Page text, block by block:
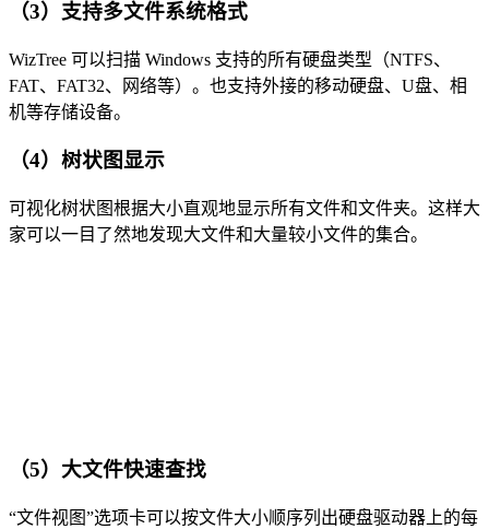
（3）支持多文件系统格式
WizTree 可以扫描 Windows 支持的所有硬盘类型（NTFS、
FAT、FAT32、网络等）。也支持外接的移动硬盘、U盘、相
机等存储设备。
（4）树状图显示
可视化树状图根据大小直观地显示所有文件和文件夹。这样大
家可以一目了然地发现大文件和大量较小文件的集合。
（5）大文件快速查找
“文件视图”选项卡可以按文件大小顺序列出硬盘驱动器上的每